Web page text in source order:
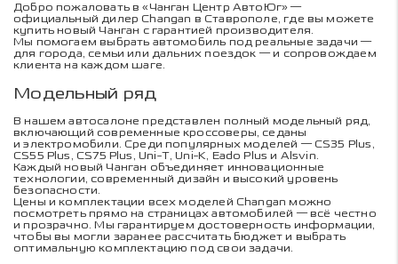
Добро пожаловать в «Чанган Центр АвтоЮг» —
официальный дилер Changan в Ставрополе, где вы можете
купить новый Чанган с гарантией производителя.
Мы помогаем выбрать автомобиль под реальные задачи —
для города, семьи или дальних поездок — и сопровождаем
клиента на каждом шаге.
Модельный ряд
В нашем автосалоне представлен полный модельный ряд,
включающий современные кроссоверы, седаны
и электромобили. Среди популярных моделей — CS35 Plus,
CS55 Plus, CS75 Plus, Uni-T,Uni-K, Eado Plus и Alsvin.
Каждый новый Чанган объединяет инновационные
технологии, современный дизайн и высокий уровень
безопасности.
Цены и комплектации всех моделей Changan можно
посмотреть прямо на страницах автомобилей — всё честно
и прозрачно. Мы гарантируем достоверность информации,
чтобы вы могли заранее рассчитать бюджет и выбрать
оптимальную комплектацию под свои задачи.